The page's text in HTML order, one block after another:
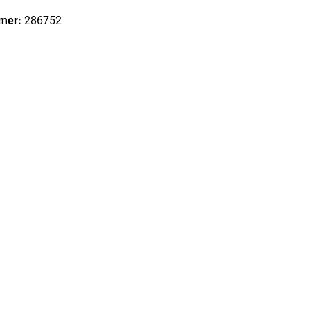
286752